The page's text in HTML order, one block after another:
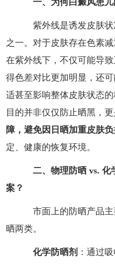
紫外线是诱发皮肤状
之一。对于皮肤存在色素
在紫外线下，不仅可能导
得色差对比更加明显，还
适甚至影响整体皮肤状态
目的并非仅仅防止晒黑，
障，避免因日晒加重皮肤负
定、健康的恢复环境。
二、物理防晒 vs.
案？
市面上的防晒产品主
晒两类。
化学防晒剂 ：通过